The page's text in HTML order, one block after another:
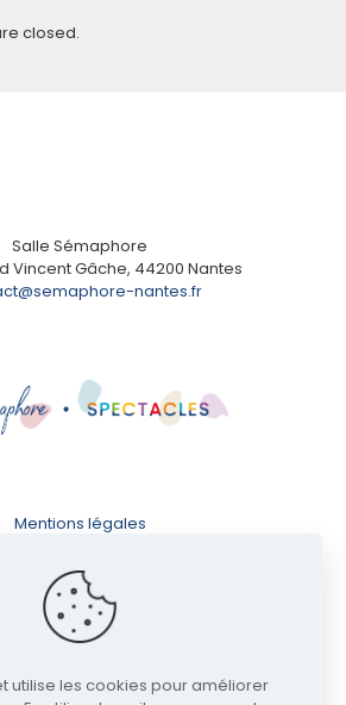
closed.
Salle Sémaphore
Vincent Gâche, 44200 Nantes
nantes.fr
Mentions légales
de confidentialité
utilise les cookies pour améliorer